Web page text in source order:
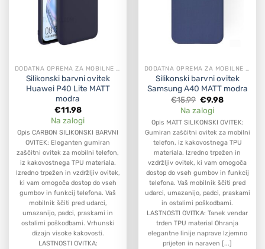
DODATNA OPREMA ZA MOBILNE APARATE
Silikonski barvni ovitek
Huawei P40 Lite MATT
modra
€11.98
Na zalogi
Opis CARBON SILIKONSKI BARVNI
OVITEK: Eleganten gumiran
zaščitni ovitek za mobilni telefon,
iz kakovostnega TPU materiala.
Izredno trpežen in vzdržljiv ovitek,
ki vam omogoča dostop do vseh
gumbov in funkcij telefona. Vaš
mobilnik ščiti pred udarci,
umazanijo, padci, praskami in
ostalimi poškodbami. Vrhunski
dizajn visoke kakovosti.
LASTNOSTI OVITKA:
DODATNA OPREMA ZA MOBILNE APARATE
Silikonski barvni ovitek
Samsung A40 MATT modra
€15.99 Original
price
was:
€15.99.
€9.98Current
€9.98.
Na zalogi
Opis MATT SILIKONSKI OVITEK:
Gumiran zaščitni ovitek za mobilni
telefon, iz kakovostnega TPU
materiala. Izredno trpežen in
vzdržljiv ovitek, ki vam omogoča
dostop do vseh gumbov in funkcij
telefona. Vaš mobilnik ščiti pred
udarci, umazanijo, padci, praskami
in ostalimi poškodbami.
LASTNOSTI OVITKA: Tanek vendar
trden TPU material Ohranja
elegantne linije naprave Izjemno
prijeten in naraven [...]